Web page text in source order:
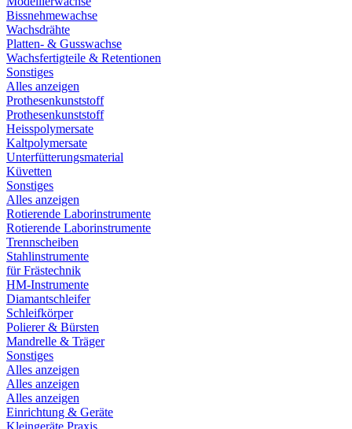
Bissnehmewachse
Wachsdrähte
Platten- & Gusswachse
Wachsfertigteile & Retentionen
Sonstiges
Alles anzeigen
Prothesenkunststoff
Prothesenkunststoff
Heisspolymersate
Kaltpolymersate
Unterfütterungsmaterial
Küvetten
Sonstiges
Alles anzeigen
Rotierende Laborinstrumente
Rotierende Laborinstrumente
Trennscheiben
Stahlinstrumente
für Frästechnik
HM-Instrumente
Diamantschleifer
Schleifkörper
Polierer & Bürsten
Mandrelle & Träger
Sonstiges
Alles anzeigen
Alles anzeigen
Alles anzeigen
Einrichtung & Geräte
Kleingeräte Praxis